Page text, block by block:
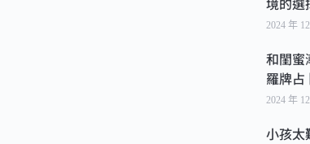
2024 年
和閨蜜
羅牌占
2024 年
小孩太